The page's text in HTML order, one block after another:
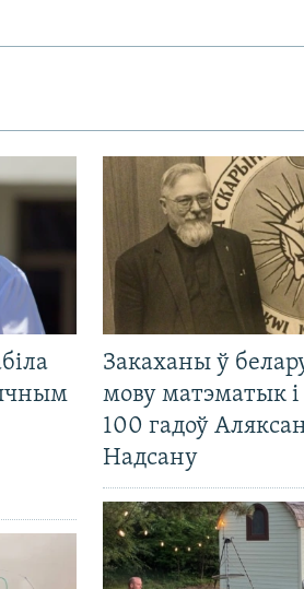
Закаханы ў
мову матэматык і
100 гадоў
Надсану